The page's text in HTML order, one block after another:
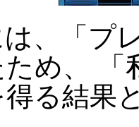
、「プ
ため、
る結果